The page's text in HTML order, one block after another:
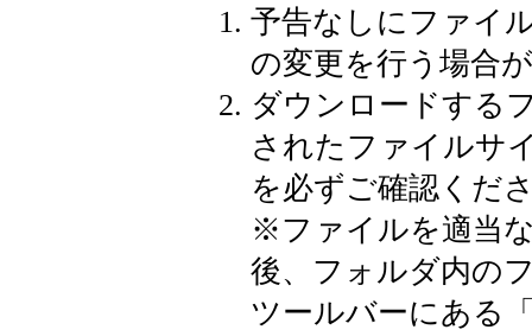
予告なしにファイ
の変更を行う場合
ダウンロードする
されたファイルサ
を必ずご確認くだ
※ファイルを適当
後、フォルダ内の
ツールバーにある